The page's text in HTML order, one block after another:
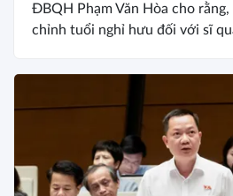
ĐBQH Phạm Văn Hòa cho
chỉnh tuổi nghỉ hưu đối với sĩ